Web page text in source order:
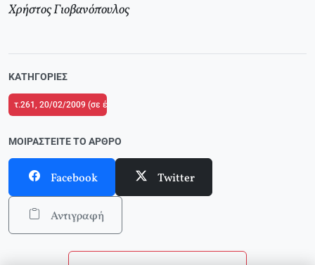
Χρήστος Γιοβανόπουλος
ΚΑΤΗΓΟΡΊΕΣ
τ.261, 20/02/2009 (σε ένθετο οι σελίδες της Αριστεράς με αφιέρωμα στο
ΜΟΙΡΑΣΤΕΊΤΕ ΤΟ ΆΡΘΡΟ
Facebook Twitter
Αντιγραφή